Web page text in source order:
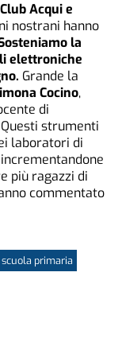
Acqui e
nostrani hanno
la
elettroniche
Grande la
Cocino,
di
strumenti
laboratori di
più ragazzi di
commentato
scuola primaria